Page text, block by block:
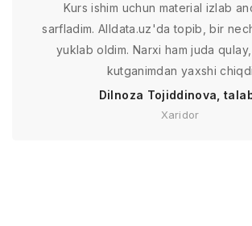
Kurs ishim uchun material izlab
sarfladim. Alldata.uz'da topib, bir
yuklab oldim. Narxi ham juda
kutganimdan yaxshi chiqdi
Dilnoza Tojiddinova,
Xaridor